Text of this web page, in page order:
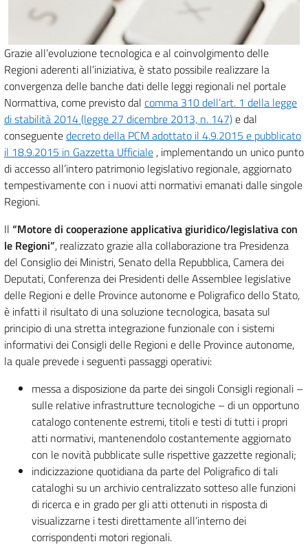
Grazie all’evoluzione tecnologica e al coinvolgimento delle
Regioni aderenti all’iniziativa, è stato possibile realizzare la
convergenza delle banche dati delle leggi regionali nel portale
Normattiva, come previsto dal comma 310 dell’art. 1 della legge
di stabilità 2014 (legge 27 dicembre 2013, n. 147)e dal
conseguentedecreto della PCM adottato il 4.9.2015 e pubblicato
il 18.9.2015 in Gazzetta Ufficiale , implementando un unico punto
di accesso all’intero patrimonio legislativo regionale, aggiornato
tempestivamente con i nuovi atti normativi emanati dalle singole
Regioni.
Il “Motore di cooperazione applicativa giuridico/legislativa con
le Regioni”, realizzato grazie alla collaborazione tra Presidenza
del Consiglio dei Ministri, Senato della Repubblica, Camera dei
Deputati, Conferenza dei Presidenti delle Assemblee legislative
delle Regioni e delle Province autonome e Poligrafico dello Stato,
è infatti il risultato di una soluzione tecnologica, basata sul
principio di una stretta integrazione funzionale con i sistemi
informativi dei Consigli delle Regioni e delle Province autonome,
la quale prevede i seguenti passaggi operativi:
messa a disposizione da parte dei singoli Consigli regionali –
sulle relative infrastrutture tecnologiche – di un opportuno
catalogo contenente estremi, titoli e testi di tutti i propri
atti normativi, mantenendolo costantemente aggiornato
con le novità pubblicate sulle rispettive gazzette regionali;
indicizzazione quotidiana da parte del Poligrafico di tali
cataloghi su un archivio centralizzato sotteso alle funzioni
di ricerca e in grado per gli atti ottenuti in risposta di
visualizzarne i testi direttamente all’interno dei
corrispondenti motori regionali.